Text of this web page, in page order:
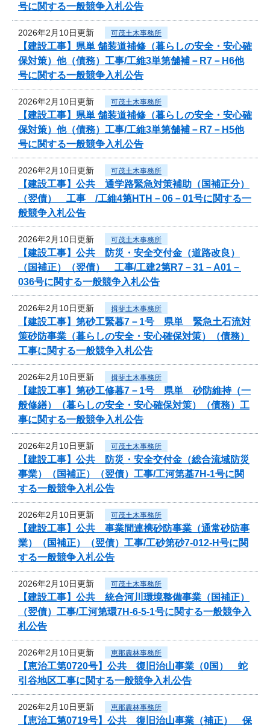
号に関する一般競争入札公告
2026年2月10日更新 可茂土木事務所
【建設工事】県単 舗装道補修（暮らしの安全・安心確
保対策）他（債務）工事/工維3単第舗補－R7－H6他
号に関する一般競争入札公告
2026年2月10日更新 可茂土木事務所
【建設工事】県単 舗装道補修（暮らしの安全・安心確
保対策）他（債務）工事/工維3単第舗補－R7－H5他
号に関する一般競争入札公告
2026年2月10日更新 可茂土木事務所
【建設工事】公共 通学路緊急対策補助（国補正分）
（翌債） 工事 /工維4第HTH－06－01号に関する一
般競争入札公告
2026年2月10日更新 可茂土木事務所
【建設工事】公共 防災・安全交付金（道路改良）
（国補正）（翌債） 工事/工建2第R7－31－A01－
036号に関する一般競争入札公告
2026年2月10日更新 揖斐土木事務所
【建設工事】第砂工緊暮7－1号 県単 緊急土石流対
策砂防事業（暮らしの安全・安心確保対策）（債務）
工事に関する一般競争入札公告
2026年2月10日更新 揖斐土木事務所
【建設工事】第砂工修暮7－1号 県単 砂防維持（一
般修繕）（暮らしの安全・安心確保対策）（債務）工
事に関する一般競争入札公告
2026年2月10日更新 可茂土木事務所
【建設工事】公共 防災・安全交付金（総合流域防災
事業）（国補正）（翌債）工事/工河第基7H-1号に関
する一般競争入札公告
2026年2月10日更新 可茂土木事務所
【建設工事】公共 事業間連携砂防事業（通常砂防事
業）（国補正）（翌債）工事/工砂第砂7-012‐H号に関
する一般競争入札公告
2026年2月10日更新 可茂土木事務所
【建設工事】公共 統合河川環境整備事業（国補正）
（翌債）工事/工河第環7H-6-5-1号に関する一般競争入
札公告
2026年2月10日更新 恵那農林事務所
【恵治工第0720号】公共 復旧治山事業（0国） 蛇
引谷地区工事に関する一般競争入札公告
2026年2月10日更新 恵那農林事務所
【恵治工第0719号】公共 復旧治山事業（補正） 保